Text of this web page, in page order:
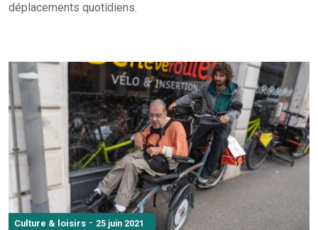
déplacements quotidiens.
Culture & loisirs - 25 juin 2021